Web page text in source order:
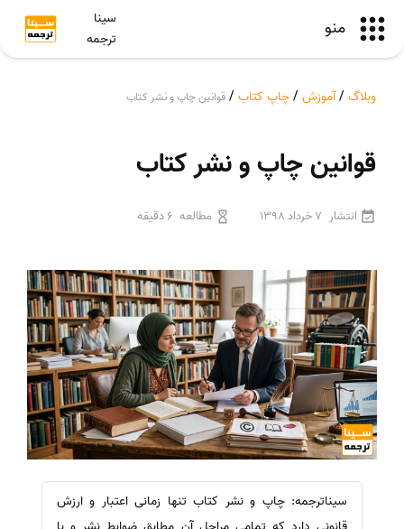
منو
سینا
ترجمه
وبلاگ /آموزش /چاپ کتاب / قوانین چاپ و نشر کتاب
قوانین چاپ و نشر کتاب
انتشار 7 خرداد 1398 مطالعه 6 دقیقه
سیناترجمه: چاپ و نشر کتاب تنها زمانی اعتبار و ارزش